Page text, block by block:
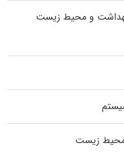
و محیط زیست
محیط زیست